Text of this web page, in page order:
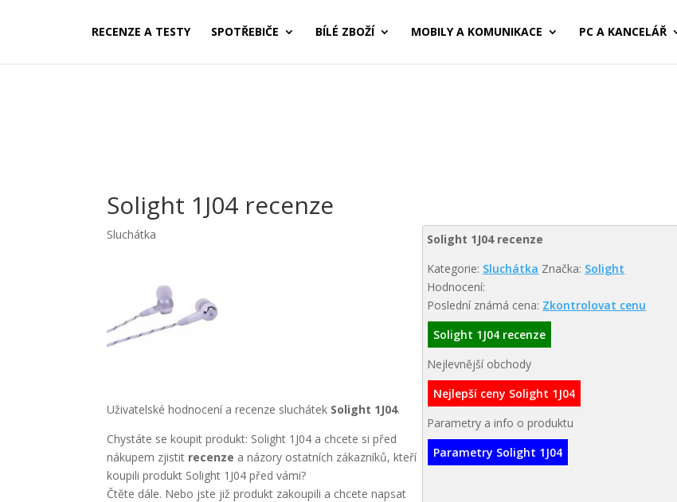
RECENZE A TESTY SPOTŘEBIČE BÍLÉ ZBOŽÍ MOBILY A KOMUNIKACE PC A KANCELÁŘ
Solight 1J04 recenze
Solight 1J04 recenze
Kategorie: Sluchátka Značka: Solight
Hodnocení:
Poslední známá cena: Zkontrolovat cenu
Solight 1J04 recenze
Nejlevnější obchody
Nejlepší ceny Solight 1J04
Parametry a info o produktu
Parametry Solight 1J04
Sluchátka
Uživatelské hodnocení a recenze sluchátek Solight 1J04.
Chystáte se koupit produkt: Solight 1J04 a chcete si před
nákupem zjistit recenze a názory ostatních zákazníků, kteří
koupili produkt Solight 1J04 před vámi?
Čtěte dále. Nebo jste již produkt zakoupili a chcete napsat